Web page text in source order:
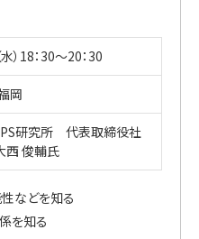
）18：30～20：30
岡
研究所 代表取締役社
俊輔氏
などを知る
を知る